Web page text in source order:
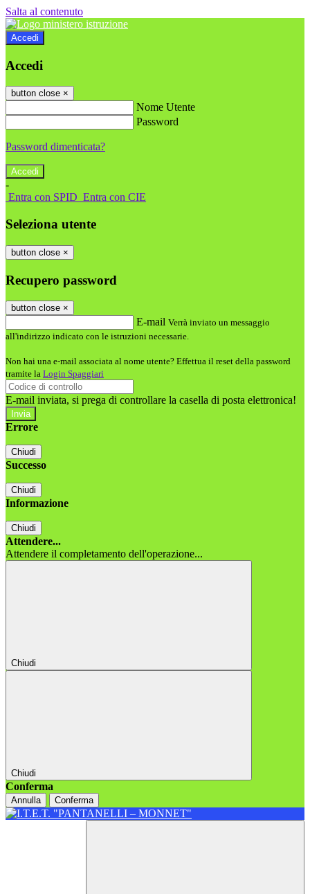
Salta al contenuto
Accedi
Accedi
button close ×
Nome Utente
Password
Password dimenticata?
-
Entra con SPID Entra con CIE
Seleziona utente
button close ×
Recupero password
button close ×
E-mail Verrà inviato un messaggio
all'indirizzo indicato con le istruzioni necessarie.
Non hai una e-mail associata al nome utente? Effettua il reset della password
tramite la Login Spaggiari
E-mail inviata, si prega di controllare la casella di posta elettronica!
Errore
Chiudi
Successo
Chiudi
Informazione
Chiudi
Attendere...
Attendere il completamento dell'operazione...
Chiudi
Chiudi
Conferma
Annulla Conferma